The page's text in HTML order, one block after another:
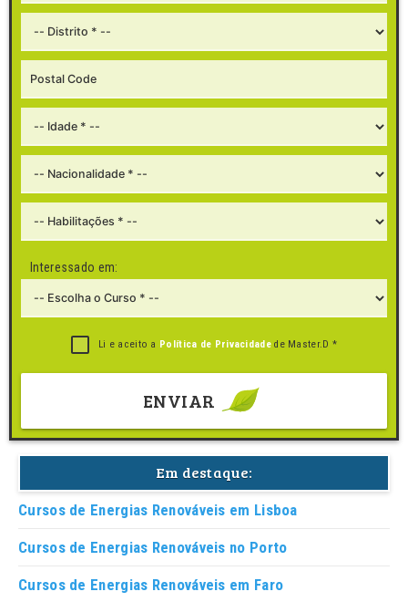
Interessado em:
Li e aceito a Política de Privacidadede Master.D *
ENVIAR
Em destaque:
Cursos de Energias Renováveis em Lisboa
Cursos de Energias Renováveis no Porto
Cursos de Energias Renováveis em Faro